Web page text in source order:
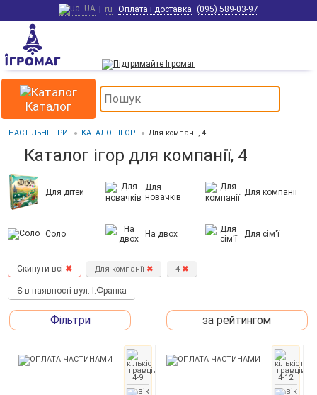
UA | ru Оплата і доставка (095) 589-03-97
Каталог
НАСТІЛЬНІ ІГРИ КАТАЛОГ ІГОР Для компанії, 4
Каталог ігор для компанії, 4
Для дітей
Для
новачків
Для компанії
Соло На двох Для сім'ї
Скинути всі ✖ Для компанії ✖ 4 ✖
Є в наявності вул. І.Франка
Фільтри за рейтингом
4-9 4-12